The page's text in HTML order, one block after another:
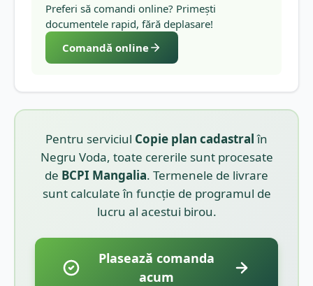
Preferi să comandi online? Primești
documentele rapid, fără deplasare!
Comandă online
Pentru serviciul Copie plan cadastralîn
Negru Voda, toate cererile sunt procesate
de BCPI Mangalia. Termenele de livrare
sunt calculate în funcție de programul de
lucru al acestui birou.
Plasează comanda
acum